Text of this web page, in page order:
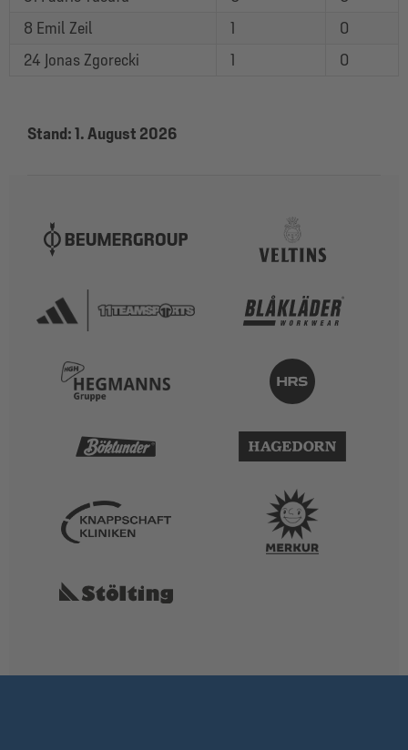
8 Emil Zeil
1
0
24 Jonas Zgorecki
1 0
Stand: 1. August 2026